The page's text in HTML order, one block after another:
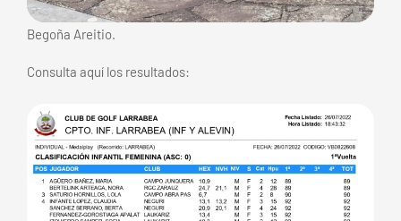
Begoña Areitio.
Consulta aquí los resultados: